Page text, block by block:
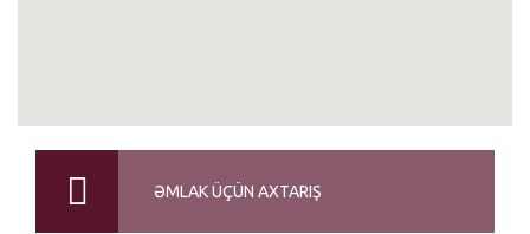
ƏMLAK ÜÇÜN AXTARIŞ